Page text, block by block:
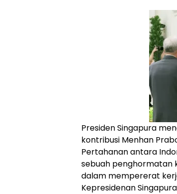
Presiden Singapura
kontribusi Menhan
Pertahanan antara
sebuah penghormatan
dalam mempererat
Kepresidenan